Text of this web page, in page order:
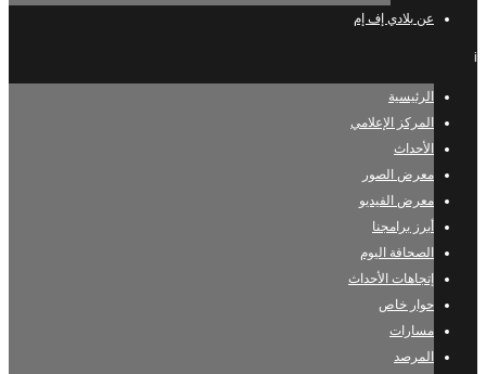
عن بلادي إف إم
i
الرئيسية
المركز الإعلامي
الأحداث
معرض الصور
معرض الفيديو
أبرز برامجنا
الصحافة اليوم
إتجاهات الأحداث
حوار خاص
مسارات
المرصد